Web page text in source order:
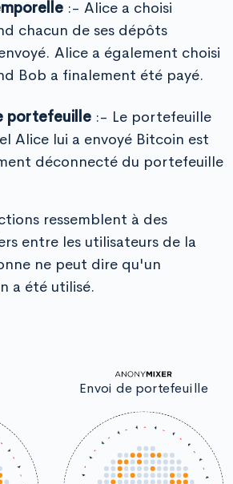
:- Alice a choisi
chacun de ses dépôts
Alice a également choisi
Bob a finalement été payé.
portefeuille :- Le portefeuille
Alice lui a envoyé Bitcoin est
déconnecté du portefeuille
ressemblent à des
entre les utilisateurs de la
ne peut dire qu'un
a été utilisé.
Envoi de portefeuille